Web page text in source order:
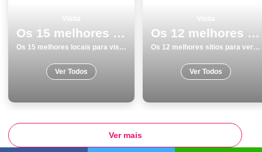
Os 15 melhores locais para visitar em Faro
Os 15 melhores locais para visitar em Faro
Ver Todos
Os 12 melhores sitios para ver e visitar em Faro
Os 12 melhores sitios para ver e visitar em Faro
Ver Todos
Ver mais